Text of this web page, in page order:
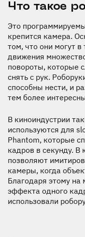
Что такое
Это
крепится камера.
том, что они могут
движения
повороты, которые
снять с рук.
способны нести, и
тем более
В киноиндустрии
используются для
Phantom, которые
кадров в секунду. В
позволяют
камеры, когда
Благодаря этому
эффекта одного
использовали